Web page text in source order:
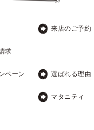
来店のご予約
求
ペーン 選ばれる理由
マタニティ